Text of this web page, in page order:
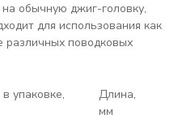
на обычную джиг-головку,
для использования как
различных поводковых
упаковке,
Длина,
мм